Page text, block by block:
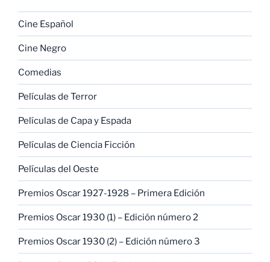
Cine Español
Cine Negro
Comedias
Películas de Terror
Películas de Capa y Espada
Películas de Ciencia Ficción
Películas del Oeste
Premios Oscar 1927-1928 – Primera Edición
Premios Oscar 1930 (1) – Edición número 2
Premios Oscar 1930 (2) – Edición número 3